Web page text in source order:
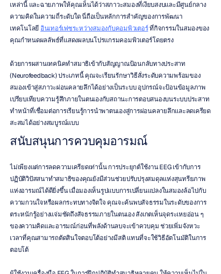
เหล่านี้ และฉายภาพให้คุณเห็นได้ว่าสภาวะสมองที่เงียบสงบและมีศูนย์กลาง
ความคิดในความถี่ระดับใด นี่ถือเป็นหลักการสำคัญของการพัฒนา
เทคโนโลยี อินเทอร์เฟซระหว่างสมองกับคอมพิวเตอร์ ที่กิจกรรมในสมองของ
คุณกำหนดผลลัพธ์ที่แสดงผลบนโปรแกรมคอมพิวเตอร์โดยตรง
ด้วยการผสานเทคนิคทำสมาธิเข้ากับสัญญาณป้อนกลับทางประสาท
(Neurofeedback) ประเภทนี้ คุณจะเรียนรักษาวิธีสั่งระดับความพร้อมของ
สมองเข้าสู่สภาวะผ่อนคลายลึกได้อย่างเป็นระบบ อุปกรณ์จะป้อนข้อมูลภาพ
เปรียบเทียบความรู้สึกภายในตนเองกับสถานะการตอบสนองบนระบบประสาท
ทำหน้าที่เชื่อมต่อการเรียนรู้การนำพาตนเองสู่การผ่อนคลายลึกและลดเครียด
สะสมได้อย่างสมบูรณ์แบบ
สนับสนุนการควบคุมอารมณ์
ไม่เพียงแต่การลดความเครียดเท่านั้น การประยุกต์ใช้งาน EEG เข้ากับการ
ปฏิบัติวิปัสสนาทำสมาธิของคุณยังมีส่วนช่วยปรับปรุงสมดุลแห่งสุนทรียภาพ
แห่งอารมณ์ได้ดียิ่งขึ้น เมื่อมองเห็นรูปแบบการเปลี่ยนแปลงในสมองล้อไปกับ
ความกวนใจหรือผลกระทบทางจิตใจ คุณจะค้นพบสัจธรรมในระดับของการ
ตระหนักรู้อย่างแจ่มชัดถึงสัจธรรมภายในตนเอง สังเกตเห็นจุดระเหยอ่อน ๆ
ของความคิดและอารมณ์ก่อนที่พลังด้านลบจะเข้าควบคุม ช่วยเพิ่มจังหวะ
เวลาที่คุณสามารถตัดสินใจตอบโต้อย่างมีสติ แทนที่จะใช้วิธีอัตโนมัติในการ
ตอบโต้